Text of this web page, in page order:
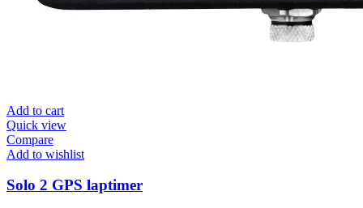
Add to cart
Quick view
Compare
Add to wishlist
Solo 2 GPS laptimer